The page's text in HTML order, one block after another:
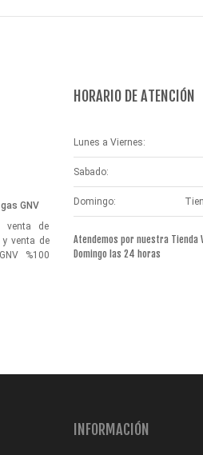
GNV
venta de
y venta de
%100
HORARIO DE ATENCIÓN
Lunes a Viernes:
Sabado:
Domingo:
Atendemos por nuestra Tienda
Domingo las 24 horas
INFORMACIÓN